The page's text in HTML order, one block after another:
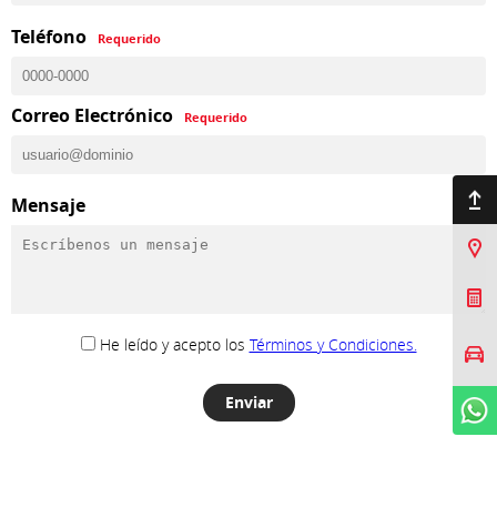
Teléfono Requerido
Correo Electrónico Requerido
Mensaje
He leído y acepto los Términos y Condiciones.
Agendar prueba de
manejo
WhatsApp